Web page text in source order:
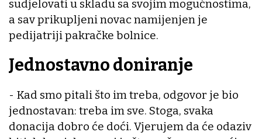
sudjelovati u skladu sa svojim mogućnostima,
a sav prikupljeni novac namijenjen je
pedijatriji pakračke bolnice.
Jednostavno doniranje
- Kad smo pitali što im treba, odgovor je bio
jednostavan: treba im sve. Stoga, svaka
donacija dobro će doći. Vjerujem da će odaziv